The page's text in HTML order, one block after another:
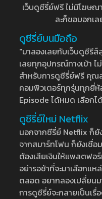
เว็บดูซีรี่ย์ฟรี ไม่มีโฆษณ
ละก็ขอบอกเ
ดูซีรี่ย์บนมือถือ
"มาลองเลยกับเว็บดูซีรี
เลยทุกอุปกรณ์ทางเข้า ไ
สำหรับการดูซีรี่ย์ฟรี คุณ
คอมพิวเตอร์ทุกรุ่นทุกยี่ห้
Episode ได้หมด เลือก
ดูซีรี่ย์ใหม่ Netflix
นอกจากซีรี่ย์ Netflix ก็ยั
จากสมาร์ทโฟน ก็ยังเชื่
ต้องเสียเงินให้แพลตฟอ
อย่ารอช้าที่จะมาเลือกแ
ตลอด อยากลองเปลี่ยน
การดูซีรี่ย์จะกลายเป็นเ